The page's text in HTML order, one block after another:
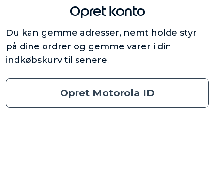
Opret konto
Du kan gemme adresser, nemt holde styr
på dine ordrer og gemme varer i din
indkøbskurv til senere.
Opret Motorola ID